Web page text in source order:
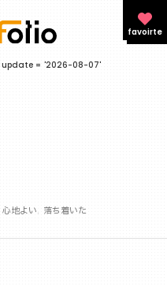
update ='2026-08-07'
favoirte
心地よい 落ち着いた